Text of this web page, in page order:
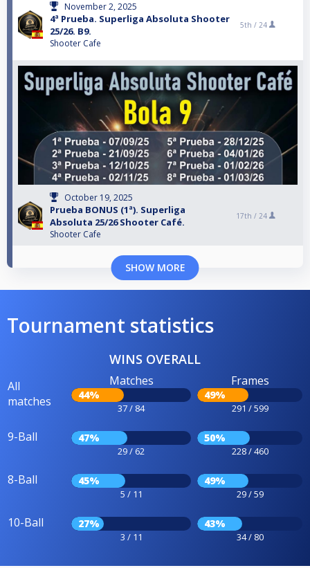
November 2, 2025
4ª Prueba. Superliga Absoluta Shooter
25/26. B9.
Shooter Cafe
5th / 24
October 19, 2025
Prueba BONUS (1ª). Superliga
Absoluta 25/26 Shooter Café.
Shooter Cafe
17th / 24
SHOW MORE
Tournament statistics
WINS OVERALL
All
matches
Matches
44%
37 / 84
Frames
49%
291 / 599
9-Ball 47%
29 / 62
50%
228 / 460
8-Ball 45%
5 / 11
49%
29 / 59
10-Ball 27%
3 / 11
43%
34 / 80